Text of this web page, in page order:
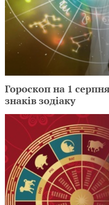
Гороскоп на 1
знаків зодіаку